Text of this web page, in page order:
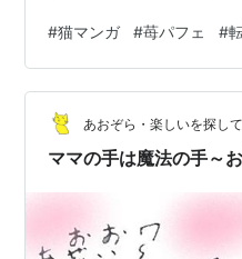
ね～ハート仮面(^^;)いつも
ざいます。 次回もよろし
#猫マンガ #苺パフェ #
あおぞら・楽しいを探して
ママの手は魔法の手～